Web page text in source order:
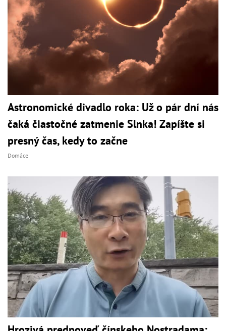
Astronomické divadlo roka: Už o pár dní nás
čaká čiastočné zatmenie Slnka! Zapíšte si
presný čas, kedy to začne
Domáce